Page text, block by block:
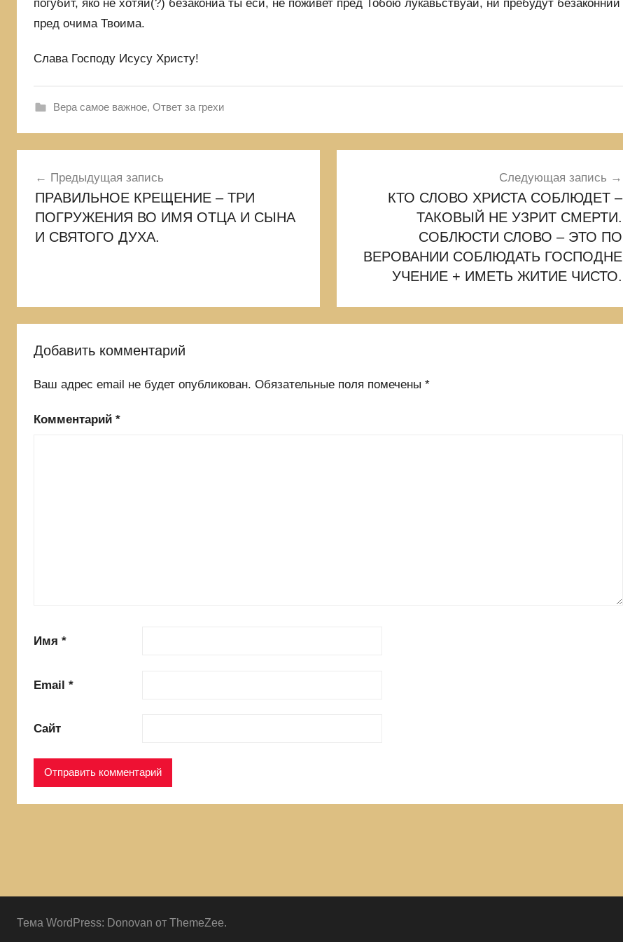
погубит, яко не хотяи(?) безакониа ты еси, не поживет пред Тобою лукавьствуаи, ни пребудут безаконнии
пред очима Твоима.
Слава Господу Исусу Христу!
Вера самое важное, Ответ за грехи
Навигация
по
записям
Предыдущая запись
ПРАВИЛЬНОЕ КРЕЩЕНИЕ – ТРИ
ПОГРУЖЕНИЯ ВО ИМЯ ОТЦА И СЫНА
И СВЯТОГО ДУХА.
Следующая запись
КТО СЛОВО ХРИСТА СОБЛЮДЕТ –
ТАКОВЫЙ НЕ УЗРИТ СМЕРТИ.
СОБЛЮСТИ СЛОВО – ЭТО ПО
ВЕРОВАНИИ СОБЛЮДАТЬ ГОСПОДНЕ
УЧЕНИЕ + ИМЕТЬ ЖИТИЕ ЧИСТО.
Добавить комментарий
Ваш адрес email не будет опубликован. Обязательные поля помечены *
Комментарий *
Имя *
Email *
Сайт
Тема WordPress: Donovan от ThemeZee.